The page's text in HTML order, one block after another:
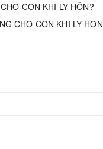
CON KHI LY HÔN?
CHO CON KHI LY HÔN